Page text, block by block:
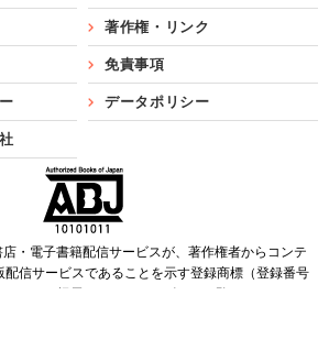
著作権・リンク
免責事項
データポリシー
・電子書籍配信サービスが、著作権者からコンテ
配信サービスであることを示す登録商標（登録番号
ークを掲示しているサービスの一覧は